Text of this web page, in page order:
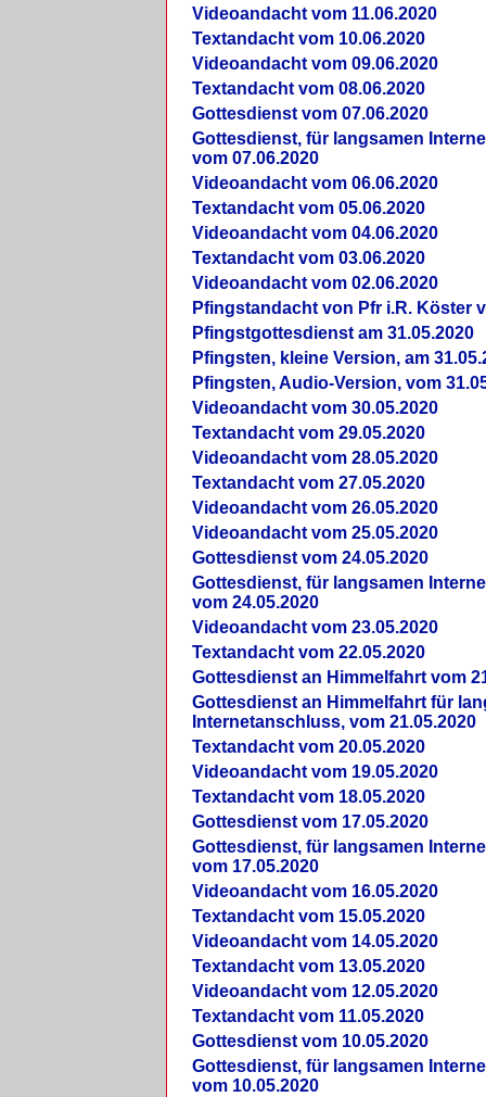
Videoandacht vom 11.06.2020
Textandacht vom 10.06.2020
Videoandacht vom 09.06.2020
Textandacht vom 08.06.2020
Gottesdienst vom 07.06.2020
Gottesdienst, für langsamen
vom 07.06.2020
Videoandacht vom 06.06.2020
Textandacht vom 05.06.2020
Videoandacht vom 04.06.2020
Textandacht vom 03.06.2020
Videoandacht vom 02.06.2020
Pfingstandacht von Pfr i.R. Köster
Pfingstgottesdienst am 31.05.2020
Pfingsten, kleine Version, am
Pfingsten, Audio-Version, vom
Videoandacht vom 30.05.2020
Textandacht vom 29.05.2020
Videoandacht vom 28.05.2020
Textandacht vom 27.05.2020
Videoandacht vom 26.05.2020
Videoandacht vom 25.05.2020
Gottesdienst vom 24.05.2020
Gottesdienst, für langsamen
vom 24.05.2020
Videoandacht vom 23.05.2020
Textandacht vom 22.05.2020
Gottesdienst an Himmelfahrt vom
Gottesdienst an Himmelfahrt für
Internetanschluss, vom 21.05.2020
Textandacht vom 20.05.2020
Videoandacht vom 19.05.2020
Textandacht vom 18.05.2020
Gottesdienst vom 17.05.2020
Gottesdienst, für langsamen
vom 17.05.2020
Videoandacht vom 16.05.2020
Textandacht vom 15.05.2020
Videoandacht vom 14.05.2020
Textandacht vom 13.05.2020
Videoandacht vom 12.05.2020
Textandacht vom 11.05.2020
Gottesdienst vom 10.05.2020
Gottesdienst, für langsamen
vom 10.05.2020